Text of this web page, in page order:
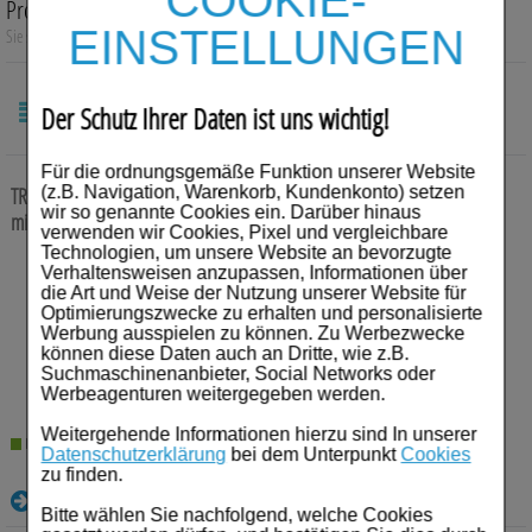
EINSTELLUNGEN
Der Schutz Ihrer Daten ist uns wichtig!
Für die ordnungsgemäße Funktion unserer Website
(z.B. Navigation, Warenkorb, Kundenkonto) setzen
wir so genannte Cookies ein. Darüber hinaus
verwenden wir Cookies, Pixel und vergleichbare
Technologien, um unsere Website an bevorzugte
Verhaltensweisen anzupassen, Informationen über
die Art und Weise der Nutzung unserer Website für
Optimierungszwecke zu erhalten und personalisierte
Werbung ausspielen zu können. Zu Werbezwecke
können diese Daten auch an Dritte, wie z.B.
Suchmaschinenanbieter, Social Networks oder
Werbeagenturen weitergegeben werden.
Weitergehende Informationen hierzu sind In unserer
Datenschutzerklärung bei dem UnterpunktCookies
zu finden.
Bitte wählen Sie nachfolgend, welche Cookies
Auge, Ohr, Nase & Mund
Diabetes
Erkältungskrankheiten
Haut, Haare & Nägel
Herz, Kreislauf & Gefäße
Magen/Darm & Leber/Galle
Schmerzen
Für Kinder
Für Ihn
Produktsuche
Sie suchen nach: Viatris Healthcare GmbH“
NACH:
TREVILOR retard 37,5 mg Hartkapseln retardiert20 StHartkapseln
mit veränderter Wirkstofffreisetzung
Anbieter: Viatris Healthcare GmbH
Einheit: 20 St
Darreichungsform: Hartkapseln mit
veränderter Wirkstofffreisetzung
PZN: 09495078
27,12€¹
Lieferzeit 2-5 Werktage
Details